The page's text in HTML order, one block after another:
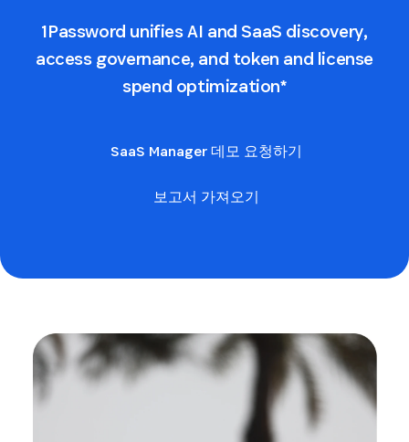
1Password unifies AI and SaaS discovery,
access governance, and token and license
spend optimization*
SaaS Manager 데모 요청하기
보고서 가져오기